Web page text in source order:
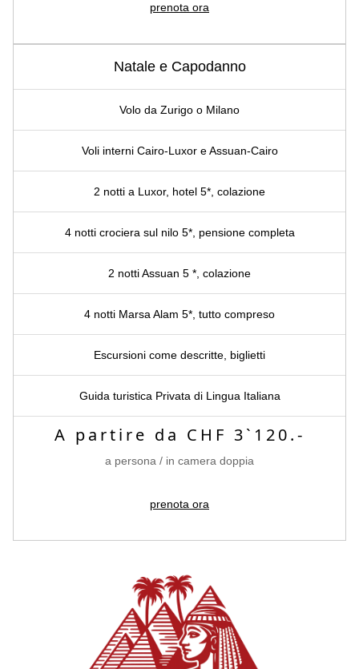
prenota ora
Natale e Capodanno
Volo da Zurigo o Milano
Voli interni Cairo-Luxor e Assuan-Cairo
2 notti a Luxor, hotel 5*, colazione
4 notti crociera sul nilo 5*, pensione completa
2 notti Assuan 5 *, colazione
4 notti Marsa Alam 5*, tutto compreso
Escursioni come descritte, biglietti
Guida turistica Privata di Lingua Italiana
A partire da CHF 3`120.-
a persona / in camera doppia
prenota ora